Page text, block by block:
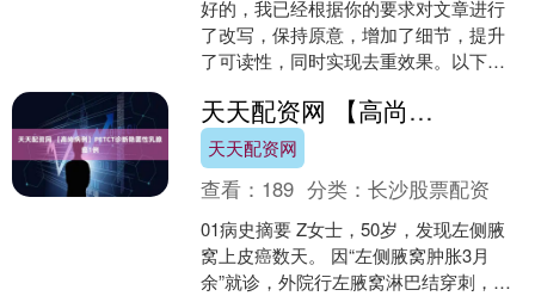
好的，我已经根据你的要求对文章进行
了改写，保持原意，增加了细节，提升
了可读性，同时实现去重效果。以下是
可以帮你再进....
天天配资网 【高尚病例】PETCT诊断隐匿性乳腺癌1例
天天配资网
查看： 189 分类：长沙股票配资
01病史摘要 Z女士，50岁，发现左侧腋
窝上皮癌数天。 因“左侧腋窝肿胀3月
余”就诊，外院行左腋窝淋巴结穿刺，病